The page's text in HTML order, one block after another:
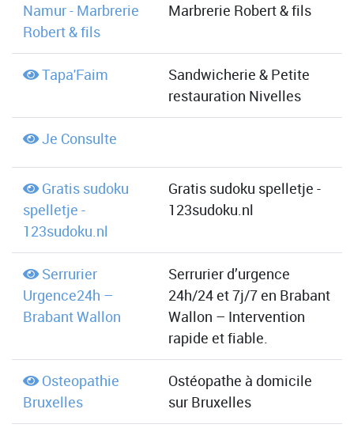
Namur - Marbrerie
Robert & fils
Marbrerie Robert & fils
Tapa'Faim
Sandwicherie & Petite
restauration Nivelles
Je Consulte
Gratis sudoku
spelletje -
123sudoku.nl
Gratis sudoku spelletje -
123sudoku.nl
Serrurier
Urgence24h –
Brabant Wallon
Serrurier d’urgence
24h/24 et 7j/7 en Brabant
Wallon – Intervention
rapide et fiable.
Osteopathie
Bruxelles
Ostéopathe à domicile
sur Bruxelles